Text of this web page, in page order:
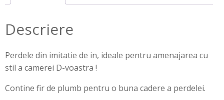
Descriere
Perdele din imitatie de in, ideale pentru amenajarea cu
stil a camerei D-voastra !
Contine fir de plumb pentru o buna cadere a perdelei.